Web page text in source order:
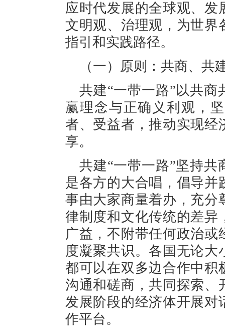
应时代发展的全球观、发
文明观、治理观，为世界
指引和实践路径。
（一）原则：共商、共
共建“一带一路”以共
赢理念与正确义利观，
者、受益者，推动实现经
享。
共建“一带一路”坚持
是各方的大合唱，倡导并
事由大家商量着办，充分
律制度和文化传统的差异
广益，不附带任何政治
度凝聚共识。各国无论
都可以在双多边合作中积
沟通和磋商，共同探索、
发展阶段的经济体开展对
作平台。